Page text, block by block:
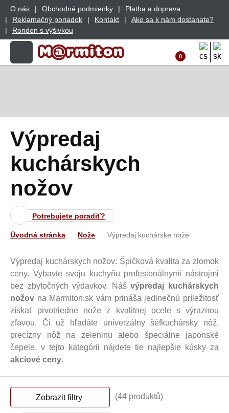
O nás Obchodné podmienky
Platba a doprava
Reklamačný poriadok
Kontakt
Ako sa k nám dostanate?
Rondon s výšivkou
0
Výpredaj
kuchárskych
nožov
Potrebujete poradiť?
Úvodná stránka Nože Výpredaj kuchárske nože
Výpredaj kuchárskych nožov: Špičková kvalita za zlomok
ceny. Vybavte svoju kuchyňu profesionálnymi nástrojmi
bez zbytočných výdavkov. Nášvýpredaj kuchárskych
nožov na Marmiton.sk vám prináša jedinečnú príležitosť
získať prvotriedne nože z kvalitnej ocele s výraznou
zľavou. Či už hľadáte univerzálny šéfkuchársky nôž,
precízny nôž na zeleninu alebo špeciálne japonské
čepele, v tejto kategórii nájdete tie najlepšie kúsky za
akciové ceny.
Zobrazit filtry (44 produktů)